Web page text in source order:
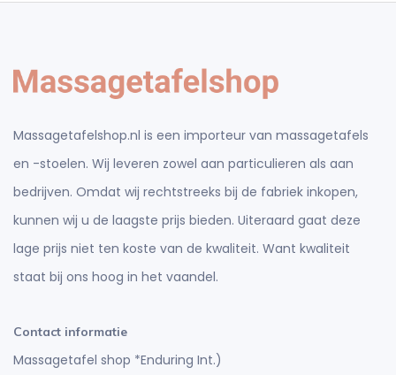
Massagetafelshop.nl is een importeur van massagetafels
en -stoelen. Wij leveren zowel aan particulieren als aan
bedrijven. Omdat wij rechtstreeks bij de fabriek inkopen,
kunnen wij u de laagste prijs bieden. Uiteraard gaat deze
lage prijs niet ten koste van de kwaliteit. Want kwaliteit
staat bij ons hoog in het vaandel.
Contact informatie
Massagetafel shop *Enduring Int.)